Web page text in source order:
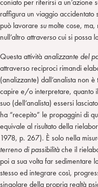
coniato per riferirsi a un’azione
raffigura un viaggio accidentato
può lavorare sumolte cose, ma,
null’altro attraversocui si possa
Questa attività analizzante del
attraverso reciproci rimandi
(analizzante) dall’analista non è
capire e/o interpretare, quanto
suo (dell’analista) essersi
ha “recepito” le propaggini di
equivale al risultato della
1978, p. 267). È solo nella
terreno di passibilitàche il
poi a sua volta far sedimentare
stesso ed integrare così,
singolare della propria realtà